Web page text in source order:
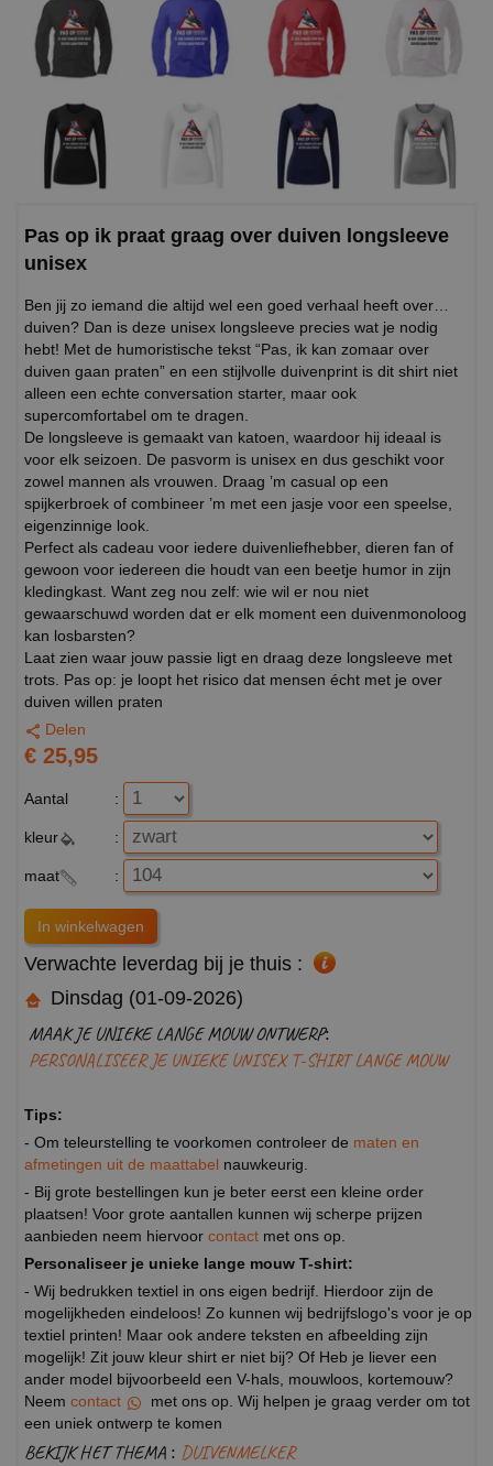
Pas op ik praat graag over duiven longsleeve
unisex
Ben jij zo iemand die altijd wel een goed verhaal heeft over…
duiven? Dan is deze unisex longsleeve precies wat je nodig
hebt! Met de humoristische tekst “Pas, ik kan zomaar over
duiven gaan praten” en een stijlvolle duivenprint is dit shirt niet
alleen een echte conversation starter, maar ook
supercomfortabel om te dragen.
De longsleeve is gemaakt van katoen, waardoor hij ideaal is
voor elk seizoen. De pasvorm is unisex en dus geschikt voor
zowel mannen als vrouwen. Draag ’m casual op een
spijkerbroek of combineer ’m met een jasje voor een speelse,
eigenzinnige look.
Perfect als cadeau voor iedere duivenliefhebber, dieren fan of
gewoon voor iedereen die houdt van een beetje humor in zijn
kledingkast. Want zeg nou zelf: wie wil er nou niet
gewaarschuwd worden dat er elk moment een duivenmonoloog
kan losbarsten?
Laat zien waar jouw passie ligt en draag deze longsleeve met
trots. Pas op: je loopt het risico dat mensen écht met je over
duiven willen praten
Delen
€ 25,95
Aantal :
kleur :
maat :
Verwachte leverdag bij je thuis :
Dinsdag (01-09-2026)
MAAK JE UNIEKE LANGE MOUW ONTWERP:
PERSONALISEER JE UNIEKE UNISEX T-SHIRT LANGE MOUW
Tips:
- Om teleurstelling te voorkomen controleer de maten en
afmetingen uit de maattabel nauwkeurig.
- Bij grote bestellingen kun je beter eerst een kleine order
plaatsen! Voor grote aantallen kunnen wij scherpe prijzen
aanbieden neem hiervoor contact met ons op.
Personaliseer je unieke lange mouw T-shirt:
- Wij bedrukken textiel in ons eigen bedrijf. Hierdoor zijn de
mogelijkheden eindeloos! Zo kunnen wij bedrijfslogo's voor je op
textiel printen! Maar ook andere teksten en afbeelding zijn
mogelijk! Zit jouw kleur shirt er niet bij? Of Heb je liever een
ander model bijvoorbeeld een V-hals, mouwloos, kortemouw?
Neem contact
met ons op. Wij helpen je graag verder om tot
een uniek ontwerp te komen
BEKIJK HET THEMA : DUIVENMELKER